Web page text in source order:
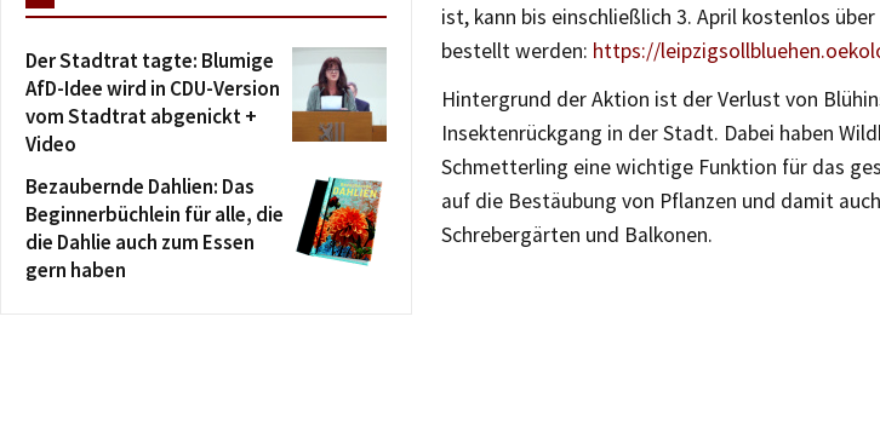
ist, kann bis einschließlich 3. April kostenlos
bestellt werden: https://
Hintergrund der Aktion ist der Verlust von
Insektenrückgang in der Stadt. Dabei haben
Schmetterling eine wichtige Funktion für das
auf die Bestäubung von Pflanzen und damit
Schrebergärten und Balkonen.
Der Stadtrat tagte: Blumige
AfD-Idee wird in CDU-Version
vom Stadtrat abgenickt +
Video
Bezaubernde Dahlien: Das
Beginnerbüchlein für alle, die
die Dahlie auch zum Essen
gern haben